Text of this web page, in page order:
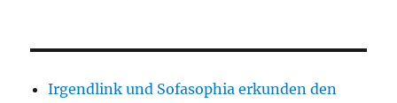
Irgendlink und Sofasophia erkunden den